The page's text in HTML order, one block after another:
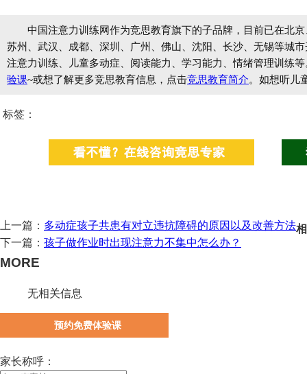
中国注意力训练网作为竞思教育旗下的子品牌，目前已在北
苏州、武汉、成都、深圳、广州、佛山、沈阳、长沙、无锡等城
注意力训练、儿童多动症、阅读能力、学习能力、情绪管理训练
验课~或想了解更多竞思教育信息，点击竞思教育简介。如想听儿
标签：
上一篇： 多动症孩子共患有对立违抗障碍的原因以及改善方法
下一篇： 孩子做作业时出现注意力不集中怎么办？
MORE
无相关信息
预约免费体验课
家长称呼：